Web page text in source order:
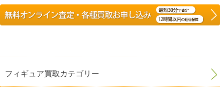
フィギュア買取カテゴリー